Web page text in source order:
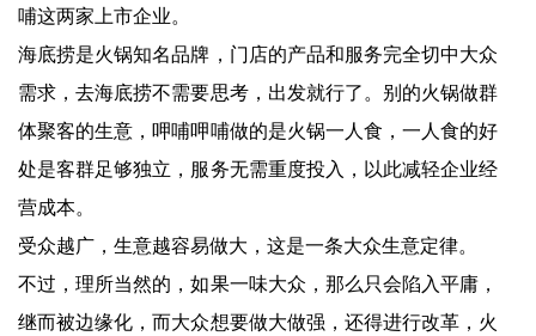
哺这两家上市企业。
海底捞是火锅知名品牌，门店的产品和服务完全切中大众
需求，去海底捞不需要思考，出发就行了。别的火锅做群
体聚客的生意，呷哺呷哺做的是火锅一人食，一人食的好
处是客群足够独立，服务无需重度投入，以此减轻企业经
营成本。
受众越广，生意越容易做大，这是一条大众生意定律。
不过，理所当然的，如果一味大众，那么只会陷入平庸，
继而被边缘化，而大众想要做大做强，还得进行改革，火